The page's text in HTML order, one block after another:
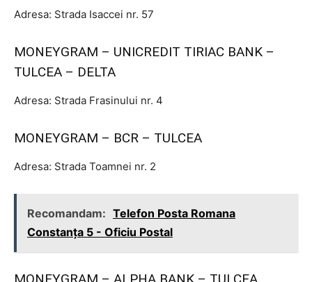
Adresa: Strada Isaccei nr. 57
MONEYGRAM – UNICREDIT TIRIAC BANK –
TULCEA – DELTA
Adresa: Strada Frasinului nr. 4
MONEYGRAM – BCR – TULCEA
Adresa: Strada Toamnei nr. 2
Recomandam: Telefon Posta Romana
Constanţa 5 - Oficiu Postal